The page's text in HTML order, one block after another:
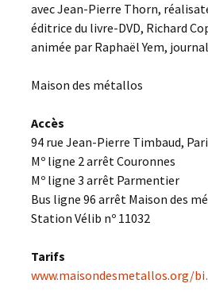
avec Jean-Pierre Thorn,
éditrice du livre-DVD, Richard
animée par Raphaël Yem,
Maison des métallos
Accès
94 rue Jean-Pierre Timbaud,
Mº ligne 2 arrêt Couronnes
Mº ligne 3 arrêt Parmentier
Bus ligne 96 arrêt Maison des
Station Vélib nº 11032
Tarifs
www.maisondesmetallos.org/